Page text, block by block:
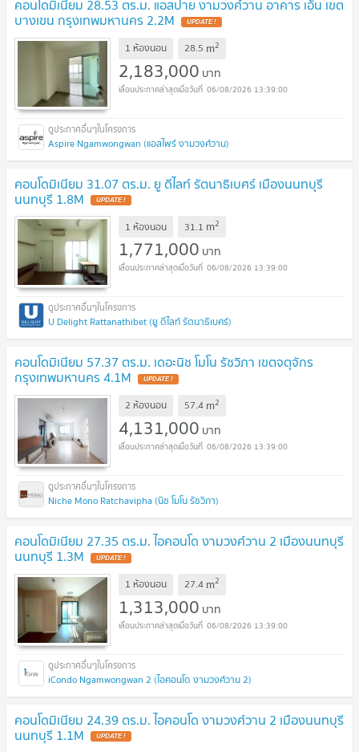
คอนโดมิเนียม 28.53 ตร.ม. แอสปาย งามวงศ์วาน อาคาร เอ็น เขต
บางเขน กรุงเทพมหานคร 2.2M UPDATE !
1 ห้องนอน 28.5 m2
2,183,000 บาท
06/08/2026 13:39:00
Aspire Ngamwongwan (แอสไพร์ งามวงศ์วาน)
คอนโดมิเนียม 31.07 ตร.ม. ยู ดีไลท์ รัตนาธิเบศร์ เมืองนนทบุรี
นนทบุรี 1.8M UPDATE !
1 ห้องนอน 31.1 m2
1,771,000 บาท
06/08/2026 13:39:00
U Delight Rattanathibet (ยู ดีไลท์ รัตนาธิเบศร์)
คอนโดมิเนียม 57.37 ตร.ม. เดอะนิช โมโน รัชวิภา เขตจตุจักร
กรุงเทพมหานคร 4.1M UPDATE !
2 ห้องนอน 57.4 m2
4,131,000 บาท
06/08/2026 13:39:00
Niche Mono Ratchavipha (นิช โมโน รัชวิภา)
คอนโดมิเนียม 27.35 ตร.ม. ไอคอนโด งามวงศ์วาน 2 เมืองนนทบุรี
นนทบุรี 1.3M UPDATE !
1 ห้องนอน 27.4 m2
1,313,000 บาท
06/08/2026 13:39:00
iCondo Ngamwongwan 2 (ไอคอนโด งามวงศ์วาน 2)
คอนโดมิเนียม 24.39 ตร.ม. ไอคอนโด งามวงศ์วาน 2 เมืองนนทบุรี
นนทบุรี 1.1M UPDATE !